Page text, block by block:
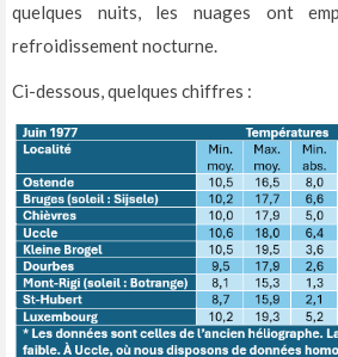
quelques nuits, les nuages ont
refroidissement nocturne.
Ci-dessous, quelques chiffres :